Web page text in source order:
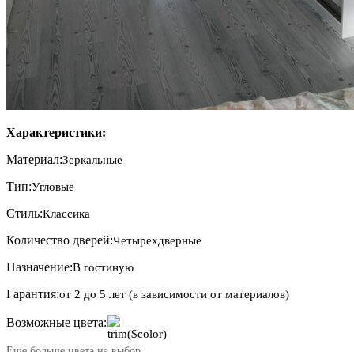
Характеристики:
Материал:Зеркальные
Тип:Угловые
Стиль:Классика
Количество дверей:Четырехдверные
Назначение:В гостиную
Гарантия:от 2 до 5 лет (в зависимости от материалов)
Возможные цвета: